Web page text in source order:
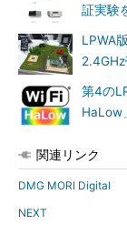
証実験
LPWA
第4の
HaLow
関連リンク
DMG MORI Digital
NEXT